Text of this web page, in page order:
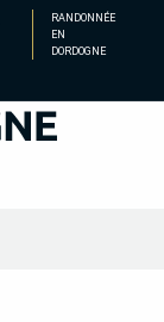
RANDONNÉE
EN
DORDOGNE